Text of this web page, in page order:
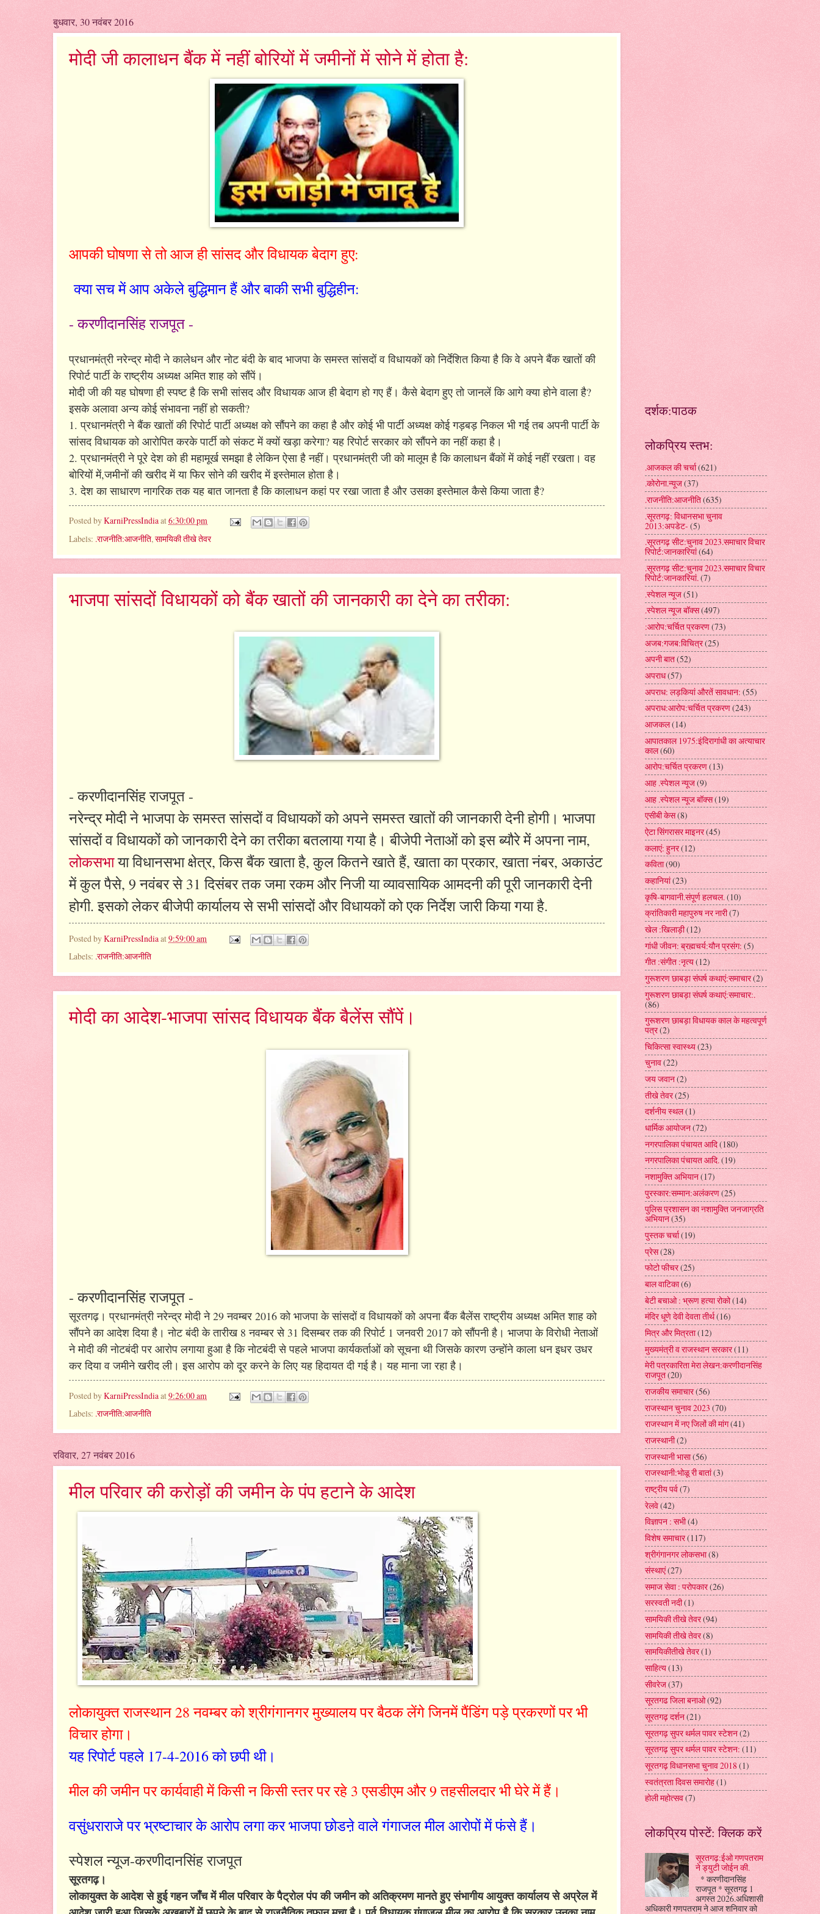
बुधवार, 30 नवंबर 2016
मोदी जी कालाधन बैंक में नहीं बोरियों में जमीनों में सोने में होता है:
आपकी घोषणा से तो आज ही सांसद और विधायक बेदाग हुए:
क्या सच में आप अकेले बुद्धिमान हैं और बाकी सभी बुद्धिहीन:
- करणीदानसिंह राजपूत -
प्रधानमंत्री नरेन्द्र मोदी ने कालेधन और नोट बंदी के बाद भाजपा के समस्त सांसदों व विधायकों को निर्देशित किया है कि वे अपने बैंक खातों की
रिपोर्ट पार्टी के राष्ट्रीय अध्यक्ष अमित शाह को सौंपें।
मोदी जी की यह घोषणा ही स्पष्ट है कि सभी सांसद और विधायक आज ही बेदाग हो गए हैं। कैसे बेदाग हुए तो जानलें कि आगे क्या होने वाला है?
इसके अलावा अन्य कोई संभावना नहीं हो सकती?
1. प्रधानमंत्री ने बैंक खातों की रिपोर्ट पार्टी अध्यक्ष को सौंपने का कहा है और कोई भी पार्टी अध्यक्ष कोई गड़बड़ निकल भी गई तब अपनी पार्टी के
सांसद विधायक को आरोपित करके पार्टी को संकट में क्यों खड़ा करेगा? यह रिपोर्ट सरकार को सौंपने का नहीं कहा है।
2. प्रधानमंत्री ने पूरे देश को ही महामूर्ख समझा है लेकिन ऐसा है नहीं। प्रधानमंत्री जी को मालूम है कि कालाधन बैंकों में कोई नहीं रखता। वह
बोरियों में,जमीनों की खरीद में या फिर सोने की खरीद में इस्तेमाल होता है।
3. देश का साधारण नागरिक तक यह बात जानता है कि कालाधन कहां पर रखा जाता है और उसका इस्तेमाल कैसे किया जाता है?
Posted byKarniPressIndiaat6:30:00 pm
Labels: .राजनीति:आजनीति, सामयिकी तीखे तेवर
भाजपा सांसदों विधायकों को बैंक खातों की जानकारी का देने का तरीका:
- करणीदानसिंंह राजपूत -
नरेन्द्र मोदी ने भाजपा के समस्त सांसदों व विधायकों को अपने समस्त खातों की जानकारी देनी होगी। भाजपा
सांसदों व विधायकों को जानकारी देने का तरीका बतलाया गया है। बीजेपी नेताओं को इस ब्यौरे में अपना नाम,
लोकसभाया विधानसभा क्षेत्र, किस बैंक खाता है, कुल कितने खाते हैं, खाता का प्रकार, खाता नंबर, अकाउंट
में कुल पैसे, 9 नवंबर से 31 दिसंबर तक जमा रकम और निजी या व्यावसायिक आमदनी की पूरी जानकारी देनी
होगी. इसको लेकर बीजेपी कार्यालय से सभी सांसदों और विधायकों को एक निर्देश जारी किया गया है.
Posted byKarniPressIndiaat9:59:00 am
Labels: .राजनीति:आजनीति
मोदी का आदेश-भाजपा सांसद विधायक बैंक बैलेंस सौंपें।
- करणीदानसिंह राजपूत -
सूरतगढ़। प्रधानमंत्री नरेन्द्र मोदी ने 29 नवम्बर 2016 को भाजपा के सांसदों व विधायकों को अपना बैंक बैलेंस राष्ट्रीय अध्यक्ष अमित शाह को
सौंपने का आदेश दिया है। नोट बंदी के तारीख 8 नवम्बर से 31 दिसम्बर तक की रिपोर्ट 1 जनवरी 2017 को सौंपनी है। भाजपा के विरोधी नेताओं
ने मोदी की नोटबंदी पर आरोप लगाया हुआ है कि नोटबंदी से पहले भाजपा कार्यकर्ताओं को सूचना थी जिसके कारण उन्होंने काला धन इधर उधर
कर दिया व जमीने खरीद ली। इस आरोप को दूर करने के लिए यह हिदायत दी गई है। यह माना जा रहा है।
Posted byKarniPressIndia at9:26:00 am
Labels: .राजनीति:आजनीति
रविवार, 27 नवंबर 2016
मील परिवार की करोड़ों की जमीन के पंप हटाने के आदेश
लोकायुक्त राजस्थान 28 नवम्बर को श्रीगंगानगर मुख्यालय पर बैठक लेंगे जिनमें पैंडिंग पड़े प्रकरणों पर भी
विचार होगा।
यह रिपोर्ट पहले 17-4-2016 को छपी थी।
मील की जमीन पर कार्यवाही में किसी न किसी स्तर पर रहे 3 एसडीएम और 9 तहसीलदार भी घेरे में हैं।
वसुंधराराजे पर भ्रष्टाचार के आरोप लगा कर भाजपा छोडऩे वाले गंगाजल मील आरोपों में फंसे हैं।
स्पेशल न्यूज-करणीदानसिंह राजपूत
सूरतगढ़।
लोकायुक्त के आदेश से हुई गहन जाँच में मील परिवार के पैट्रोल पंप की जमीन को अतिक्रमण मानते हुए संभागीय आयुक्त कार्यालय से अप्रेल में
दर्शक:पाठक
लोकप्रिय स्तभ:
.आजकल की चर्चा(621)
.कोरोना.न्यूज(37)
.राजनीति:आजनीति(635)
.सूरतगढ़: विधानसभा चुनाव
2013:अपडेट- (5)
.सूरतगढ़ सीट:चुनाव 2023.समाचार विचार
रिपोर्ट:जानकारियां(64)
.सूरतगढ़ सीट:चुनाव 2023.समाचार विचार
रिपोर्ट:जानकारियां.(7)
.स्पेशल न्यूज(51)
.स्पेशल न्यूज बॉक्स(497)
:आरोप:चर्चित प्रकरण(73)
अजब:गजब:विचित्र(25)
अपनी बात(52)
अपराध(57)
अपराध: लड़कियां औरतें सावधान: (55)
अपराध:आरोप:चर्चित प्रकरण(243)
आजकल(14)
आपातकाल 1975:इंदिरागांधी का अत्याचार
काल(60)
आरोप:चर्चित प्रकरण(13)
आह .स्पेशल न्यूज(9)
आह .स्पेशल न्यूज बॉक्स(19)
एसीबी केस(8)
ऐटा सिंगरासर माइनर(45)
कलाएं: हुनर(12)
कविता(90)
कहानियां(23)
कृषि-बागवानी.संपूर्ण हलचल. (10)
क्रांतिकारी महापुरुष नर नारी(7)
खेल :खिलाड़ी(12)
गांधी जीवन: ब्रह्मचर्य:यौन प्रसंग: (5)
गीत :संगीत :नृत्य(12)
गुरूशरण छाबड़ा संघर्ष कथाएं:समाचार(2)
गुरूशरण छाबड़ा संघर्ष कथाएं:समाचार:.
(86)
गुरूशरण छाबड़ा विधायक काल के महत्वपूर्ण
पत्र(2)
चिकित्सा स्वास्थ्य(23)
चुनाव(22)
जय जवान(2)
तीखे तेवर(25)
दर्शनीय स्थल(1)
धार्मिक आयोजन(72)
नगरपालिका पंचायत आदि(180)
नगरपालिका पंचायत आदि.(19)
नशामुक्ति अभियान(17)
पुरस्कार:सम्मान:अलंकरण(25)
पुलिस प्रशासन का नशामुक्ति जनजाग्रति
अभियान(35)
पुस्तक चर्चा(19)
प्रेस(28)
फोटो फीचर(25)
बाल वाटिका(6)
बेटी बचाओ : भ्रूण हत्या रोको(14)
मंदिर धूणे देवी देवता तीर्थ(16)
मित्र और मित्रता(12)
मुख्यमंत्री व राजस्थान सरकार(11)
मेरी पत्रकारिता मेरा लेखन:करणीदानसिंह
राजपूत(20)
राजकीय समाचार(56)
राजस्थान चुनाव 2023 (70)
राजस्थान में नए जिलों की मांग(41)
राजस्थानी(2)
राजस्थानी भासा(56)
राजस्थानी:भोळू री बातां(3)
राष्ट्रीय पर्व(7)
रेलवे(42)
विज्ञापन : सभी(4)
विशेष समाचार(117)
श्रीगंगानगर लोकसभा(8)
संस्थाएं(27)
समाज सेवा : परोपकार(26)
सरस्वती नदी(1)
सामयिकी तीखे तेवर(94)
सामयिकी तीखे तेवर(8)
सामयिकीतीखे तेवर(1)
साहित्य(13)
सीवरेज(37)
सूरतगढ जिला बनाओ(92)
सूरतगढ़ दर्शन(21)
सूरतगढ़ सुपर थर्मल पावर स्टेशन(2)
सूरतगढ़ सुपर थर्मल पावर स्टेशन: (11)
सूरतगढ़ विधानसभा चुनाव 2018 (1)
स्वतंत्रता दिवस समारोह(1)
होली महोत्सव(7)
लोकप्रिय पोस्टें: क्लिक करें
सूरतगढ़:ईओ गणपतराम
ने ड्युटी जोईन की.
* करणीदानसिंह
राजपूत * सूरतगढ़ 1
अगस्त 2026.अधिशासी
अधिकारी गणपतराम ने आज शनिवार को